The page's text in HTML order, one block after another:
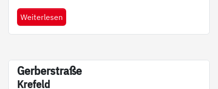
Weiterlesen
Ger­ber­stra­ße
Kre­feld